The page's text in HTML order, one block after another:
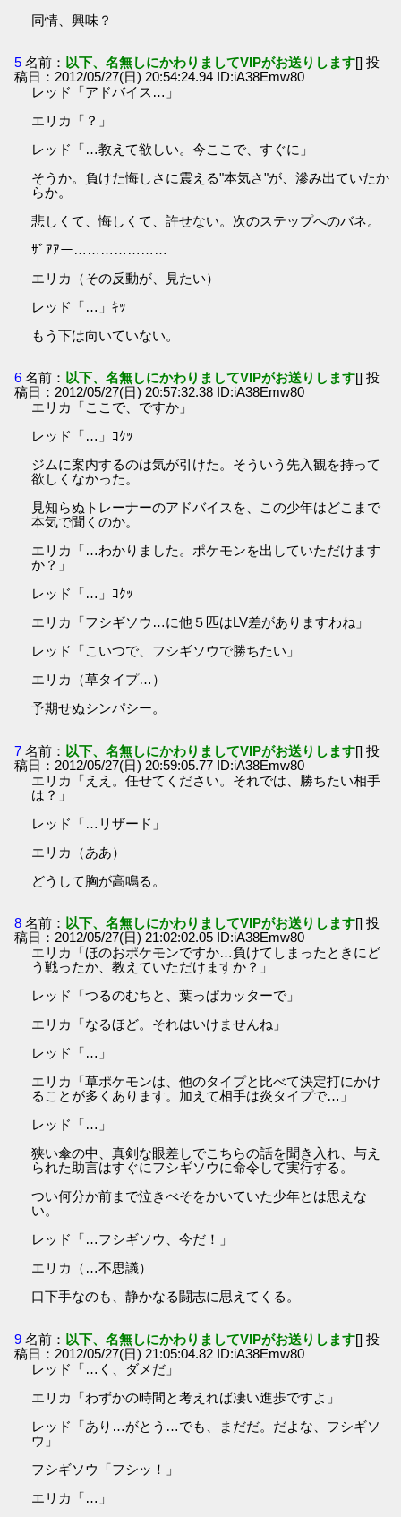
同情、興味？
5 名前： 以下、名無しにかわりましてVIPがお送りします[] 投
稿日：2012/05/27(日) 20:54:24.94 ID:iA38Emw80
レッド「アドバイス…」
エリカ「？」
レッド「…教えて欲しい。今ここで、すぐに」
そうか。負けた悔しさに震える"本気さ"が、滲み出ていたか
らか。
悲しくて、悔しくて、許せない。次のステップへのバネ。
ｻﾞｱｱー…………………
エリカ（その反動が、見たい）
レッド「…」ｷｯ
もう下は向いていない。
6 名前： 以下、名無しにかわりましてVIPがお送りします[] 投
稿日：2012/05/27(日) 20:57:32.38 ID:iA38Emw80
エリカ「ここで、ですか」
レッド「…」ｺｸｯ
ジムに案内するのは気が引けた。そういう先入観を持って
欲しくなかった。
見知らぬトレーナーのアドバイスを、この少年はどこまで
本気で聞くのか。
エリカ「…わかりました。ポケモンを出していただけます
か？」
レッド「…」ｺｸｯ
エリカ「フシギソウ…に他５匹はLV差がありますわね」
レッド「こいつで、フシギソウで勝ちたい」
エリカ（草タイプ…）
予期せぬシンパシー。
7 名前： 以下、名無しにかわりましてVIPがお送りします[] 投
稿日：2012/05/27(日) 20:59:05.77 ID:iA38Emw80
エリカ「ええ。任せてください。それでは、勝ちたい相手
は？」
レッド「…リザード」
エリカ（ああ）
どうして胸が高鳴る。
8 名前： 以下、名無しにかわりましてVIPがお送りします[] 投
稿日：2012/05/27(日) 21:02:02.05 ID:iA38Emw80
エリカ「ほのおポケモンですか…負けてしまったときにど
う戦ったか、教えていただけますか？」
レッド「つるのむちと、葉っぱカッターで」
エリカ「なるほど。それはいけませんね」
レッド「…」
エリカ「草ポケモンは、他のタイプと比べて決定打にかけ
ることが多くあります。加えて相手は炎タイプで…」
レッド「…」
狭い傘の中、真剣な眼差しでこちらの話を聞き入れ、与え
られた助言はすぐにフシギソウに命令して実行する。
つい何分か前まで泣きべそをかいていた少年とは思えな
い。
レッド「…フシギソウ、今だ！」
エリカ（…不思議）
口下手なのも、静かなる闘志に思えてくる。
9 名前： 以下、名無しにかわりましてVIPがお送りします[] 投
稿日：2012/05/27(日) 21:05:04.82 ID:iA38Emw80
レッド「…く、ダメだ」
エリカ「わずかの時間と考えれば凄い進歩ですよ」
レッド「あり…がとう…でも、まだだ。だよな、フシギソ
ウ」
フシギソウ「フシッ！」
エリカ「…」